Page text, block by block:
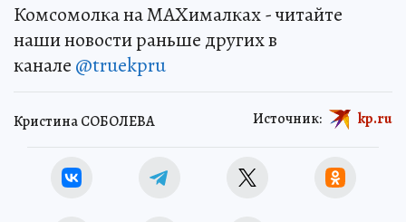
Комсомолка на MAXималках - читайте
наши новости раньше других в
канале @truekpru
Кристина СОБОЛЕВА Источник: kp.ru